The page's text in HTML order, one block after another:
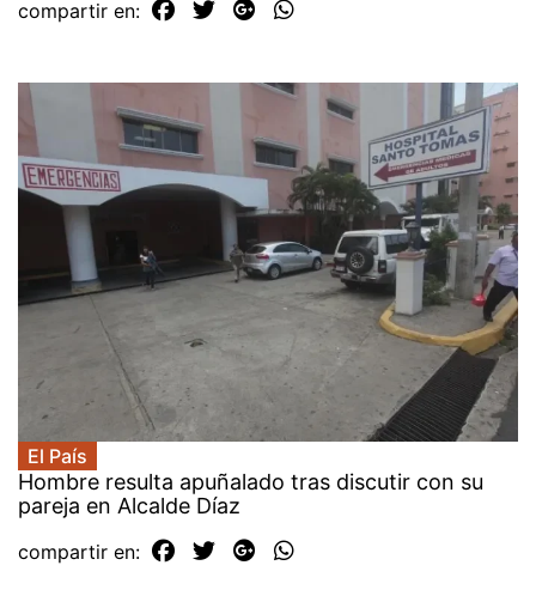
compartir en:
El País
Hombre resulta apuñalado tras discutir con su
pareja en Alcalde Díaz
compartir en: